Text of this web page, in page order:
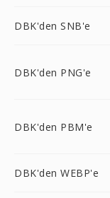
DBK'den SNB'e
DBK'den PNG'e
DBK'den PBM'e
DBK'den WEBP'e